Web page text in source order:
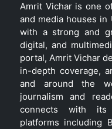
Amrit Vichar is one
and media houses in
with a strong and
digital, and
portal, Amrit Vichar
in-depth coverage,
and around the
journalism and
connects with its
platforms including